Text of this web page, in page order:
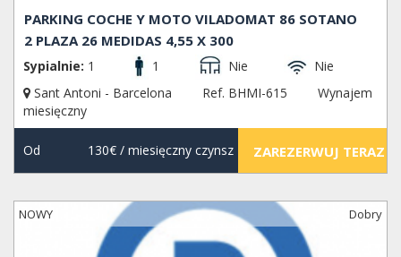
PARKING COCHE Y MOTO VILADOMAT 86 SOTANO
2 PLAZA 26 MEDIDAS 4,55 X 300
Sypialnie: 1 1 Nie
Nie
Sant Antoni - Barcelona
Ref. BHMI-615
Wynajem
miesięczny
Od 130€/ miesięczny czynsz ZAREZERWUJ TERAZ
NOWY Dobry